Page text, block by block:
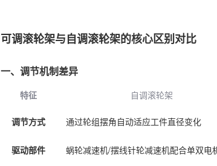
可调滚轮架与自调滚轮架的核心区别对比
一、‌ 调节机制差异
特征 自调滚轮架
调节方式 通过轮组摆角自动适应工件直径变化
驱动部件 蜗轮减速机/摆线针轮减速机配合单双电